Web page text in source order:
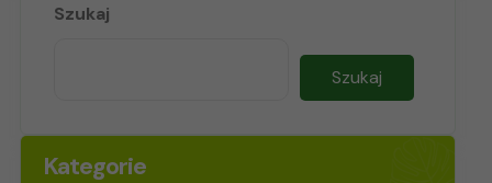
Szukaj
Szukaj
Kategorie